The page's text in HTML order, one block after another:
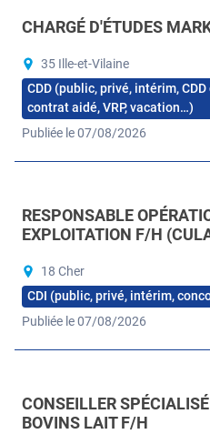
CHARGÉ D'ÉTUDES
35 Ille-et-Vilaine
CDD (public, privé, intérim,
contrat aidé, VRP, vacation…)
Publiée le 07/08/2026
RESPONSABLE
EXPLOITATION F/H
18 Cher
CDI (public, privé, intérim,
Publiée le 07/08/2026
CONSEILLER
BOVINS LAIT F/H